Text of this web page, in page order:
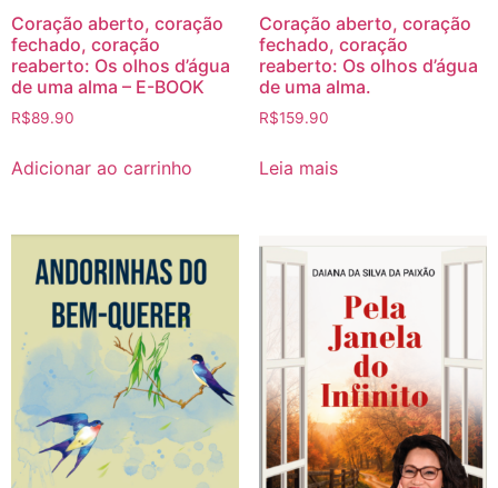
Coração aberto, coração
fechado, coração
reaberto: Os olhos d’água
de uma alma – E-BOOK
R$89.90
Adicionar ao carrinho
Coração aberto, coração
fechado, coração
reaberto: Os olhos d’água
de uma alma.
R$159.90
Leia mais